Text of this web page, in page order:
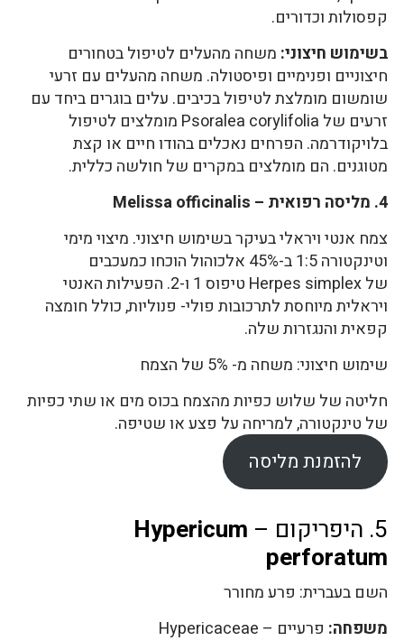
קפסולות וכדורים.
בשימוש חיצוני: משחה מהעלים לטיפול בטחורים
חיצוניים ופנימיים ופיסטולה. משחה מהעלים עם זרעי
שומשום מומלצת לטיפול בכיבים. עלים בוגרים ביחד עם
זרעים של Psoralea corylifolia מומלצים לטיפול
בלויקודרמה. הפרחים נאכלים בהודו חיים או קצת
מטוגנים. הם מומלצים במקרים של חולשה כללית.
4. מליסה רפואית – Melissa officinalis
צמח אנטי ויראלי בעיקר בשימוש חיצוני. מיצוי מימי
וטינקטורה 1:5 ב-45% אלכוהול הוכחו כמעכבים
של Herpes simplex טיפוס 1 ו-2. הפעילות האנטי
ויראלית מיוחסת לתרכובות פולי- פנוליות, כולל חומצה
קפאית והנגזרות שלה.
שימוש חיצוני: משחה מ- 5% של הצמח
חליטה של שלוש כפיות מהצמח בכוס מים או שתי כפיות
של טינקטורה, למריחה על פצע או שטיפה.
להזמנת מליסה
5. היפריקום –
Hypericum
perforatum
השם בעברית: פרע מחורר
משפחה: פרעיים – Hypericaceae